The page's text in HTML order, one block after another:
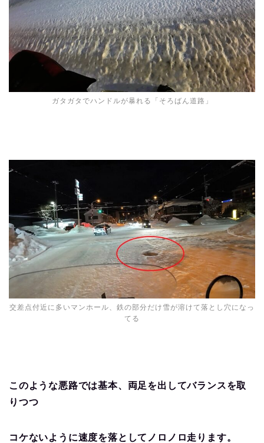
ガタガタでハンドルが暴れる「そろばん道路」
交差点付近に多いマンホール、鉄の部分だけ雪が溶けて落とし穴になっ
てる
このような悪路では基本、両足を出してバランスを取
りつつ
コケないように速度を落としてノロノロ走ります。